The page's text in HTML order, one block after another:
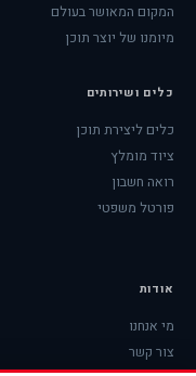
המקום המאושר בעולם
מיומנו של יוצר תוכן
כלים ושירותים
כלים ליצירת תוכן
ציוד מומלץ
רואה חשבון
פורטל משפטי
אודות
מי אנחנו
צור קשר